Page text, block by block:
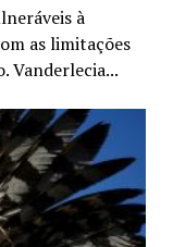
à
as limitações
Vanderlecia...